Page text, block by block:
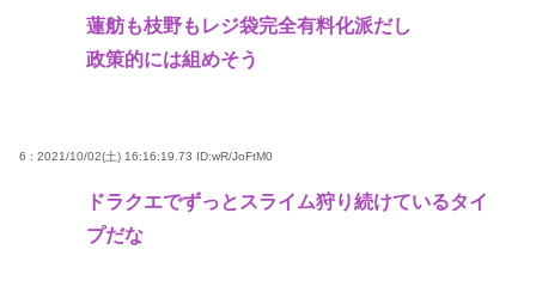
蓮舫も枝野もレジ袋完全有料化派だし
政策的には組めそう
6 : 2021/10/02(土) 16:16:19.73 ID:wR/JoFtM0
ドラクエでずっとスライム狩り続けているタイ
プだな